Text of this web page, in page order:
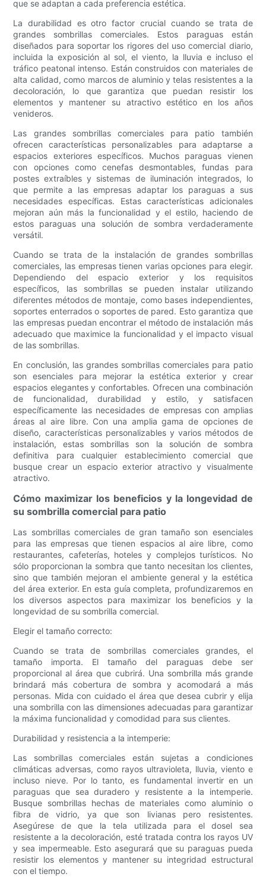
que se adaptan a cada preferencia estética.
La durabilidad es otro factor crucial cuando se trata de
grandes sombrillas comerciales. Estos paraguas están
diseñados para soportar los rigores del uso comercial diario,
incluida la exposición al sol, el viento, la lluvia e incluso el
tráfico peatonal intenso. Están construidos con materiales de
alta calidad, como marcos de aluminio y telas resistentes a la
decoloración, lo que garantiza que puedan resistir los
elementos y mantener su atractivo estético en los años
venideros.
Las grandes sombrillas comerciales para patio también
ofrecen características personalizables para adaptarse a
espacios exteriores específicos. Muchos paraguas vienen
con opciones como cenefas desmontables, fundas para
postes extraíbles y sistemas de iluminación integrados, lo
que permite a las empresas adaptar los paraguas a sus
necesidades específicas. Estas características adicionales
mejoran aún más la funcionalidad y el estilo, haciendo de
estos paraguas una solución de sombra verdaderamente
versátil.
Cuando se trata de la instalación de grandes sombrillas
comerciales, las empresas tienen varias opciones para elegir.
Dependiendo del espacio exterior y los requisitos
específicos, las sombrillas se pueden instalar utilizando
diferentes métodos de montaje, como bases independientes,
soportes enterrados o soportes de pared. Esto garantiza que
las empresas puedan encontrar el método de instalación más
adecuado que maximice la funcionalidad y el impacto visual
de las sombrillas.
En conclusión, las grandes sombrillas comerciales para patio
son esenciales para mejorar la estética exterior y crear
espacios elegantes y confortables. Ofrecen una combinación
de funcionalidad, durabilidad y estilo, y satisfacen
específicamente las necesidades de empresas con amplias
áreas al aire libre. Con una amplia gama de opciones de
diseño, características personalizables y varios métodos de
instalación, estas sombrillas son la solución de sombra
definitiva para cualquier establecimiento comercial que
busque crear un espacio exterior atractivo y visualmente
atractivo.
Cómo maximizar los beneficios y la longevidad de
su sombrilla comercial para patio
Las sombrillas comerciales de gran tamaño son esenciales
para las empresas que tienen espacios al aire libre, como
restaurantes, cafeterías, hoteles y complejos turísticos. No
sólo proporcionan la sombra que tanto necesitan los clientes,
sino que también mejoran el ambiente general y la estética
del área exterior. En esta guía completa, profundizaremos en
los diversos aspectos para maximizar los beneficios y la
longevidad de su sombrilla comercial.
Elegir el tamaño correcto:
Cuando se trata de sombrillas comerciales grandes, el
tamaño importa. El tamaño del paraguas debe ser
proporcional al área que cubrirá. Una sombrilla más grande
brindará más cobertura de sombra y acomodará a más
personas. Mida con cuidado el área que desea cubrir y elija
una sombrilla con las dimensiones adecuadas para garantizar
la máxima funcionalidad y comodidad para sus clientes.
Durabilidad y resistencia a la intemperie:
Las sombrillas comerciales están sujetas a condiciones
climáticas adversas, como rayos ultravioleta, lluvia, viento e
incluso nieve. Por lo tanto, es fundamental invertir en un
paraguas que sea duradero y resistente a la intemperie.
Busque sombrillas hechas de materiales como aluminio o
fibra de vidrio, ya que son livianas pero resistentes.
Asegúrese de que la tela utilizada para el dosel sea
resistente a la decoloración, esté tratada contra los rayos UV
y sea impermeable. Esto asegurará que su paraguas pueda
resistir los elementos y mantener su integridad estructural
con el tiempo.